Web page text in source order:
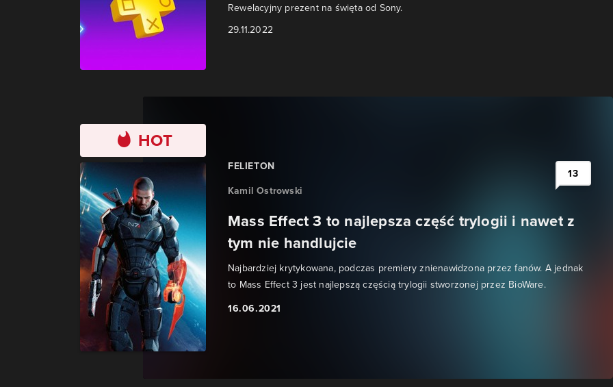
Rewelacyjny prezent na święta od Sony.
29.11.2022
HOT
FELIETON
Kamil Ostrowski
Mass Effect 3 to najlepsza część trylogii i nawet z
tym nie handlujcie
Najbardziej krytykowana, podczas premiery znienawidzona przez fanów. A jednak
to Mass Effect 3 jest najlepszą częścią trylogii stworzonej przez BioWare.
16.06.2021
13